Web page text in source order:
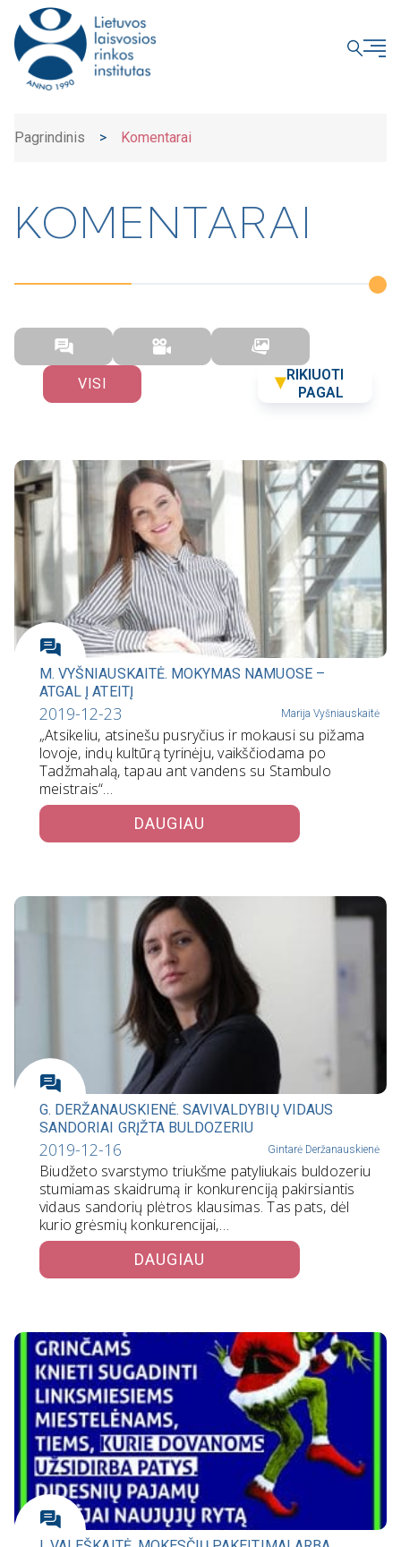
Pagrindinis > Komentarai
KOMENTARAI
VISI
RIKIUOTI
PAGAL
M. VYŠNIAUSKAITĖ. MOKYMAS NAMUOSE –
ATGAL Į ATEITĮ
2019-12-23 Marija Vyšniauskaitė
„Atsikeliu, atsinešu pusryčius ir mokausi su pižama
lovoje, indų kultūrą tyrinėju, vaikščiodama po
Tadžmahalą, tapau ant vandens su Stambulo
meistrais“…
DAUGIAU
G. DERŽANAUSKIENĖ. SAVIVALDYBIŲ VIDAUS
SANDORIAI GRĮŽTA BULDOZERIU
2019-12-16 Gintarė Deržanauskienė
Biudžeto svarstymo triukšme patyliukais buldozeriu
stumiamas skaidrumą ir konkurenciją pakirsiantis
vidaus sandorių plėtros klausimas. Tas pats, dėl
kurio grėsmių konkurencijai,…
DAUGIAU
UŽDARYTI